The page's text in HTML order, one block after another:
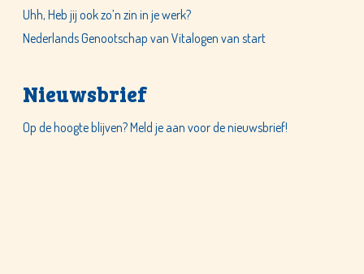
Uhh, Heb jij ook zo’n zin in je werk?
Nederlands Genootschap van Vitalogen van start
Nieuwsbrief
Op de hoogte blijven? Meld je aan voor de nieuwsbrief!